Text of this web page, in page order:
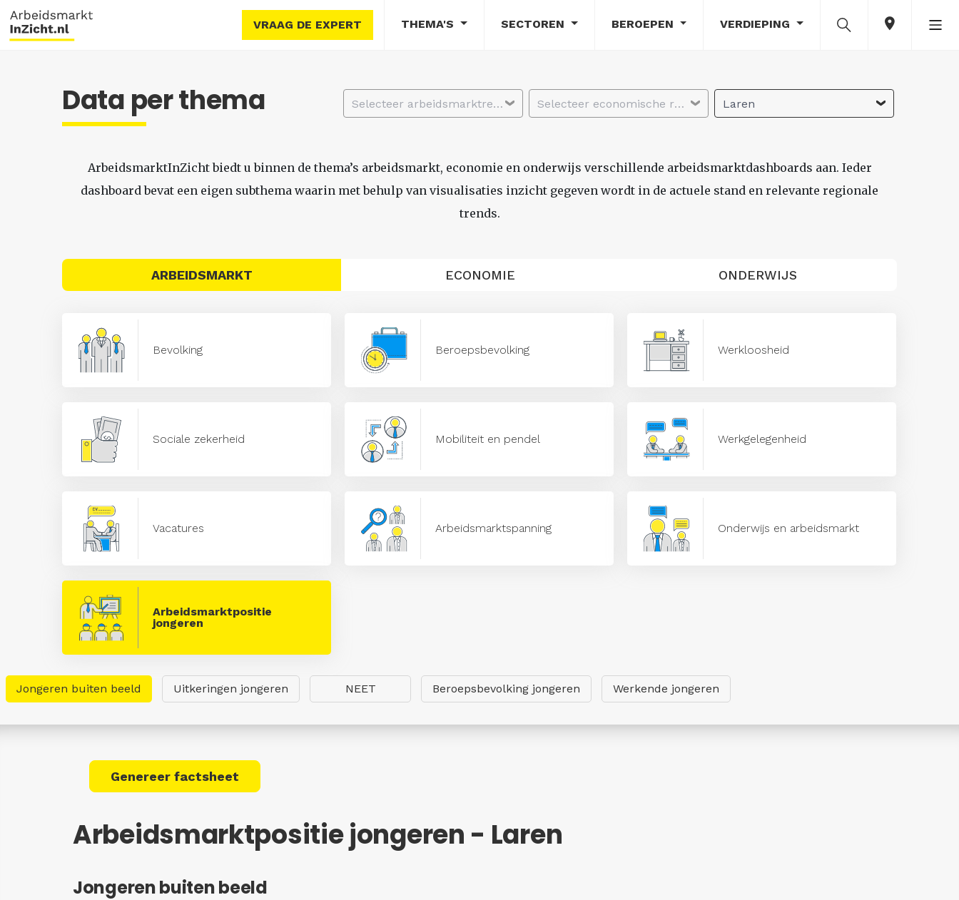
VRAAG DE EXPERT THEMA'S SECTOREN BEROEPEN VERDIEPING
Data per thema Selecteer arbeidsmarktregio Selecteer economische regio Laren
ArbeidsmarktInZicht biedt u binnen de thema’s arbeidsmarkt, economie en onderwijs verschillende arbeidsmarktdashboards aan. Ieder
dashboard bevat een eigen subthema waarin met behulp van visualisaties inzicht gegeven wordt in de actuele stand en relevante regionale
trends.
ARBEIDSMARKT ECONOMIE ONDERWIJS
Bevolking Beroepsbevolking Werkloosheid
Sociale zekerheid Mobiliteit en pendel Werkgelegenheid
Vacatures Arbeidsmarktspanning Onderwijs en arbeidsmarkt
Arbeidsmarktpositie
jongeren
Jongeren buiten beeld Uitkeringen jongeren NEET Beroepsbevolking jongeren Werkende jongeren
Genereer factsheet
Arbeidsmarktpositie jongeren - Laren
Jongeren buiten beeld